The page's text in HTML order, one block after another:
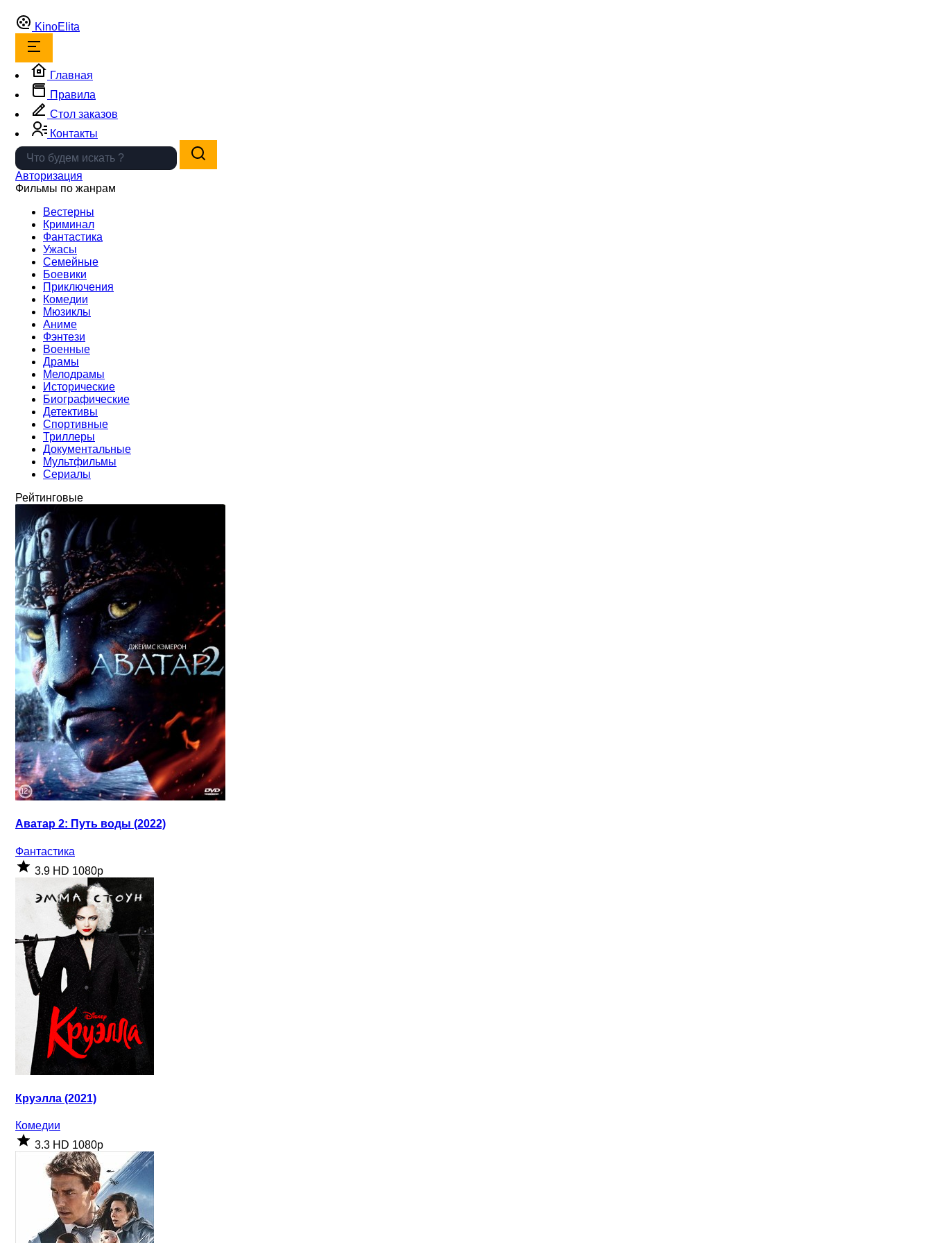
KinoElita
Главная
Правила
Стол заказов
Контакты
Авторизация
Фильмы по жанрам
Вестерны
Криминал
Фантастика
Ужасы
Семейные
Боевики
Приключения
Комедии
Мюзиклы
Аниме
Фэнтези
Военные
Драмы
Мелодрамы
Исторические
Биографические
Детективы
Спортивные
Триллеры
Документальные
Мультфильмы
Сериалы
Рейтинговые
Аватар 2: Путь воды (2022)
Фантастика
3.9 HD 1080p
Круэлла (2021)
Комедии
3.3 HD 1080p